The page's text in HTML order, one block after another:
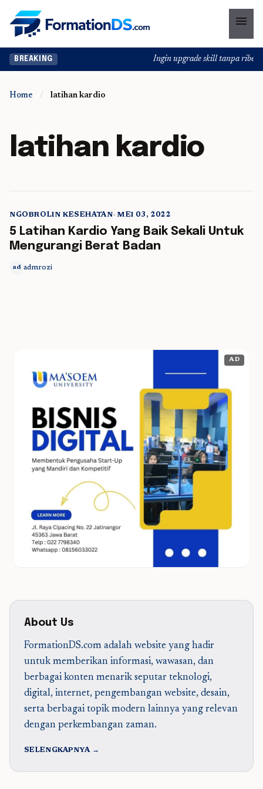
menu
BREAKING Ingin upgrade skill tanpa ribet?
Home / latihan kardio
latihan kardio
5 min read
NGOBROLIN KESEHATAN•MEI 03, 2022
5 Latihan Kardio Yang Baik Sekali Untuk
Mengurangi Berat Badan
ad admrozi
AD
About Us
FormationDS.com adalah website yang hadir
untuk memberikan informasi, wawasan, dan
berbagai konten menarik seputar teknologi,
digital, internet, pengembangan website, desain,
serta berbagai topik modern lainnya yang relevan
dengan perkembangan zaman.
SELENGKAPNYA →